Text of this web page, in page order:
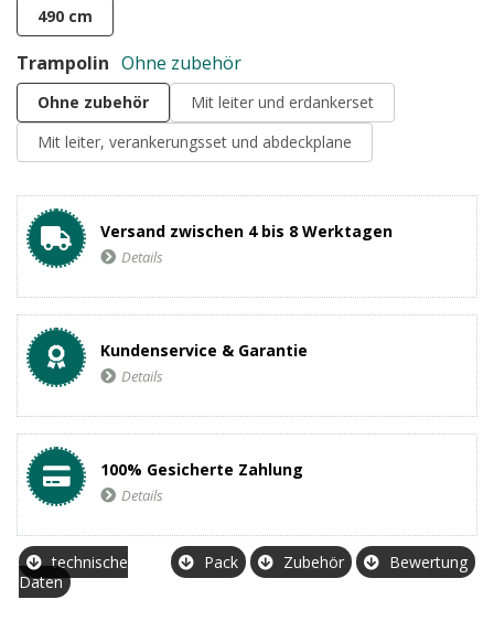
490 cm
Trampolin Ohne zubehör
Ohne zubehör
Mit leiter und erdankerset
Mit leiter, verankerungsset und abdeckplane
Versand zwischen 4 bis 8 Werktagen
Details
Kundenservice & Garantie
Details
100% Gesicherte Zahlung
Details
technische
Daten
Pack Zubehör Bewertung